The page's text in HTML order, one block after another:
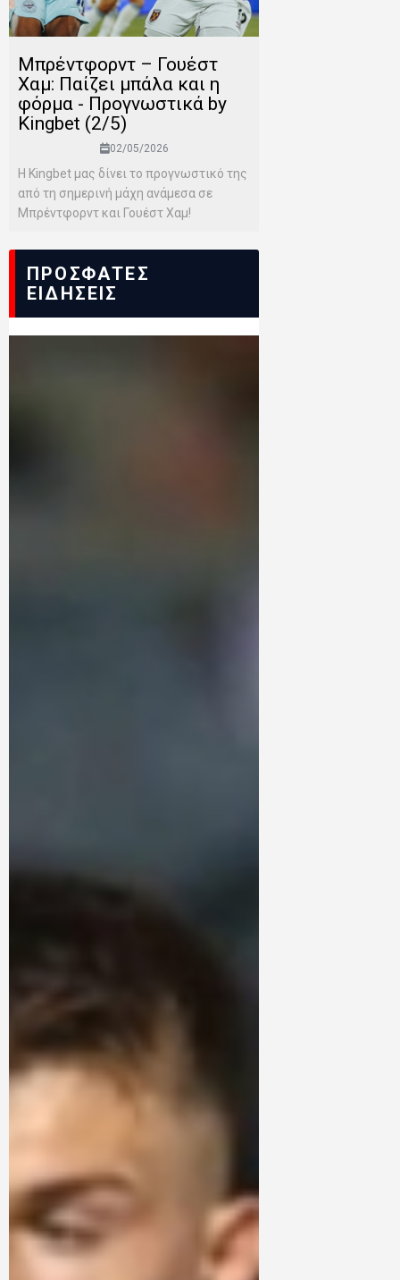
Μπρέντφορντ – Γουέστ
Χαμ: Παίζει μπάλα και η
φόρμα - Προγνωστικά by
Kingbet (2/5)
02/05/2026
Η Kingbet μας δίνει το προγνωστικό της
από τη σημερινή μάχη ανάμεσα σε
Μπρέντφορντ και Γουέστ Χαμ!
ΠΡΟΣΦΑΤΕΣ
ΕΙΔΗΣΕΙΣ